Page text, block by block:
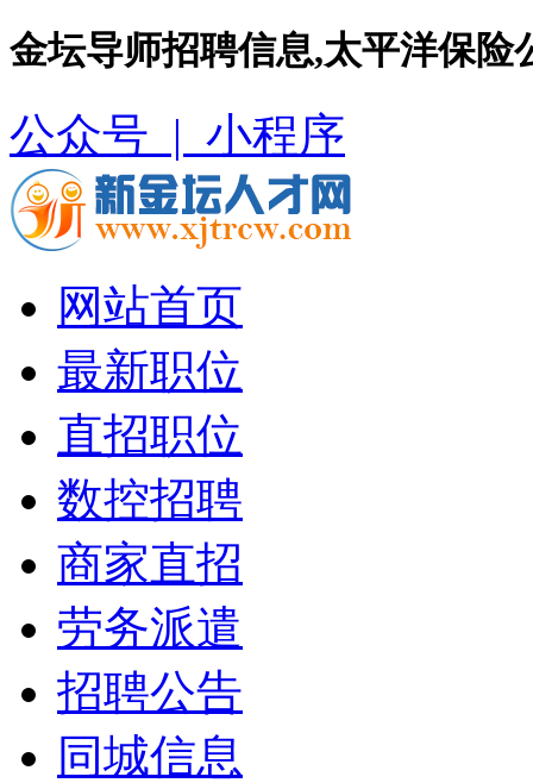
金坛导师招聘信息,太平洋保险
公众号 | 小程序
网站首页
最新职位
直招职位
数控招聘
商家直招
劳务派遣
招聘公告
同城信息